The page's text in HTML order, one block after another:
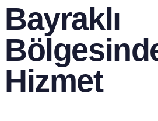
Bayraklı
Hizmet